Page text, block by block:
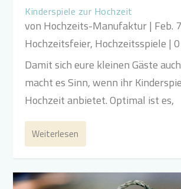
Kinderspiele zur Hochzeit
von Hochzeits-Manufaktur| Feb.
Hochzeitsfeier, Hochzeitsspiele |
Damit sich eure kleinen Gäste
macht es Sinn, wenn ihr
Hochzeit anbietet. Optimal ist es,
Weiterlesen